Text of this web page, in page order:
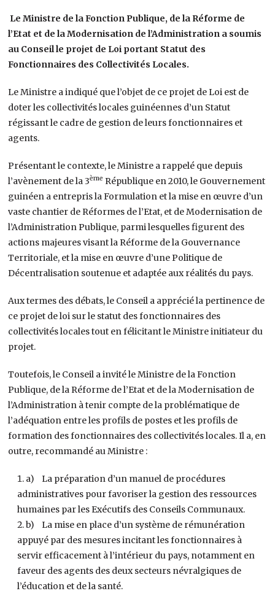
Le Ministre de la Fonction Publique, de la Réforme de
l’Etat et de la Modernisation de l’Administration a soumis
au Conseil le projet de Loi portant Statut des
Fonctionnaires des Collectivités Locales.
Le Ministre a indiqué que l’objet de ce projet de Loi est de
doter les collectivités locales guinéennes d’un Statut
régissant le cadre de gestion de leurs fonctionnaires et
agents.
Présentant le contexte, le Ministre a rappelé que depuis
l’avènement de la 3ème République en 2010, le Gouvernement
guinéen a entrepris la Formulation et la mise en œuvre d’un
vaste chantier de Réformes de l’Etat, et de Modernisation de
l’Administration Publique, parmi lesquelles figurent des
actions majeures visant la Réforme de la Gouvernance
Territoriale, et la mise en œuvre d’une Politique de
Décentralisation soutenue et adaptée aux réalités du pays.
Aux termes des débats, le Conseil a apprécié la pertinence de
ce projet de loi sur le statut des fonctionnaires des
collectivités locales tout en félicitant le Ministre initiateur du
projet.
Toutefois, le Conseil a invité le Ministre de la Fonction
Publique, de la Réforme de l’Etat et de la Modernisation de
l’Administration à tenir compte de la problématique de
l’adéquation entre les profils de postes et les profils de
formation des fonctionnaires des collectivités locales. Il a, en
outre, recommandé au Ministre :
a) La préparation d’un manuel de procédures
administratives pour favoriser la gestion des ressources
humaines par les Exécutifs des Conseils Communaux.
b) La mise en place d’un système de rémunération
appuyé par des mesures incitant les fonctionnaires à
servir efficacement à l’intérieur du pays, notamment en
faveur des agents des deux secteurs névralgiques de
l’éducation et de la santé.